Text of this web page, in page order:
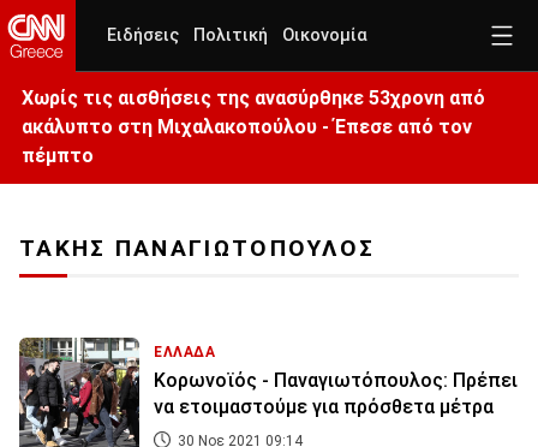
Ειδήσεις Πολιτική Οικονομία
Χωρίς τις αισθήσεις της ανασύρθηκε 53χρονη από
ακάλυπτο στη Μιχαλακοπούλου - Έπεσε από τον
πέμπτο
ΤΑΚΗΣ ΠΑΝΑΓΙΩΤΟΠΟΥΛΟΣ
ΕΛΛΑΔΑ
Κορωνοϊός - Παναγιωτόπουλος: Πρέπει
να ετοιμαστούμε για πρόσθετα μέτρα
30 Νοε 2021 09:14